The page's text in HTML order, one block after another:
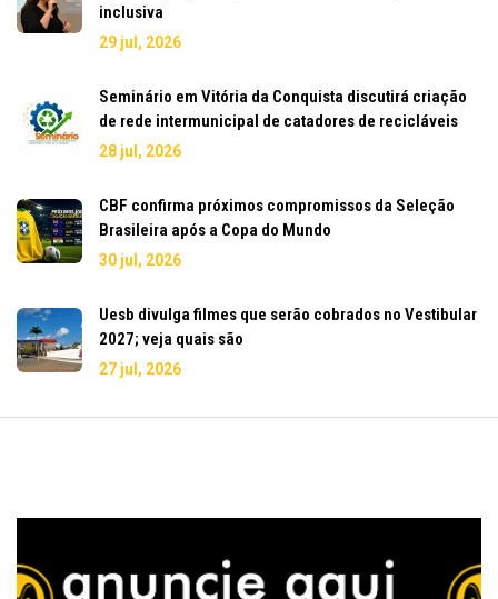
inclusiva
29 jul, 2026
Seminário em Vitória da Conquista discutirá criação
de rede intermunicipal de catadores de recicláveis
28 jul, 2026
CBF confirma próximos compromissos da Seleção
Brasileira após a Copa do Mundo
30 jul, 2026
Uesb divulga filmes que serão cobrados no Vestibular
2027; veja quais são
27 jul, 2026